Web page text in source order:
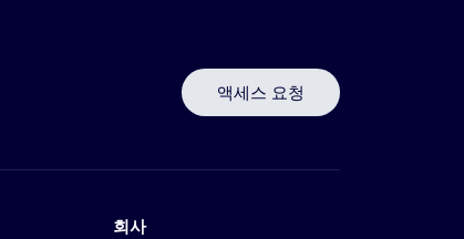
액세스 요청
회사